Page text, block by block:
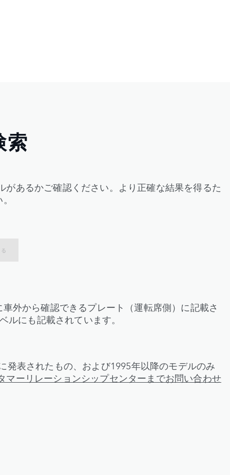
索
あるかご確認ください。より正確な結果を得るた
外から確認できるプレート（運転席側）に記載さ
にも記載されています。
表されたもの、および1995年以降のモデルのみ
マーリレーションシップセンターまでお問い合わせ